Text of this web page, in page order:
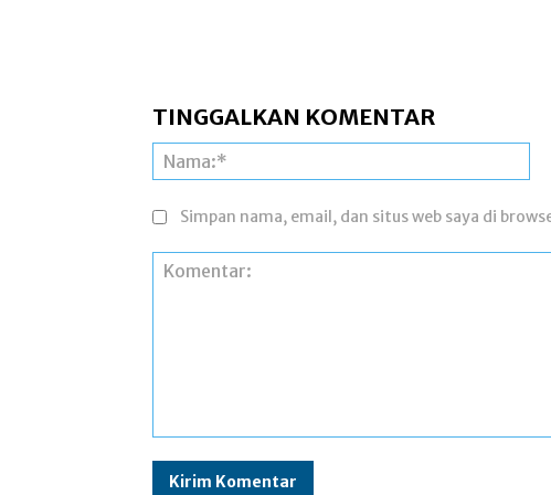
TINGGALKAN KOMENTAR
Simpan nama, email, dan situs web saya di